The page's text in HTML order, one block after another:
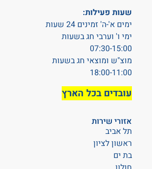
שעות פעילות:
ימים א'-ה' זמינים 24 שעות
ימי ו' וערבי חג בשעות
07:30-15:00
מוצ"ש ומוצאי חג בשעות
18:00-11:00
עובדים בכל הארץ
אזורי שירות
תל אביב
ראשון לציון
בת ים